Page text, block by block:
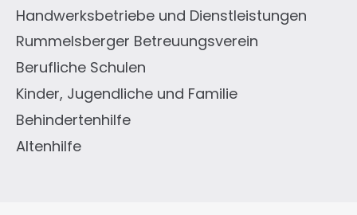
Altenhilfe
Behindertenhilfe
Kinder, Jugendliche und Familie
Berufliche Schulen
Rummelsberger Betreuungsverein
Handwerksbetriebe und Dienstleistungen